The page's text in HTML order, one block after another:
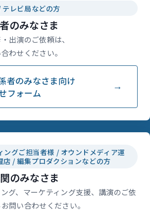
レビ局などの方
のみなさま
出演のご依頼は、
わせください。
者のみなさま向け
フォーム
ングご担当者様 / オウンドメディア運
店 / 編集プロダクションなどの方
のみなさま
グ、マーケティング支援、講演のご依
問い合わせください。